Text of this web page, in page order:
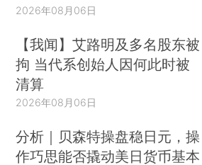
2026年08月06日
【我闻】艾路明及多名股东被
拘 当代系创始人因何此时被
清算
2026年08月06日
分析｜贝森特操盘稳日元，操
作巧思能否撬动美日货币基本